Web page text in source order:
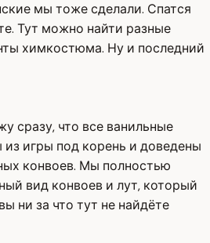
мы тоже сделали. Спатся
Тут можно найти разные
химкостюма. Ну и последний
сразу, что все ванильные
игры под корень и доведены
конвоев. Мы полностью
вид конвоев и лут, который
ни за что тут не найдёте